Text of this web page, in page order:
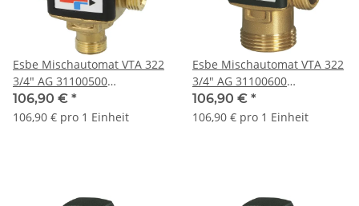
Esbe Mischautomat VTA 322
3/4" AG 31100500
Temperaturbereich [°C] 20 ..
43
106,90 € *
106,90 € pro 1 Einheit
Esbe Mischautomat VTA 322
3/4" AG 31100600
Temperaturbereich [°C] 35 ..
60
106,90 € *
106,90 € pro 1 Einheit